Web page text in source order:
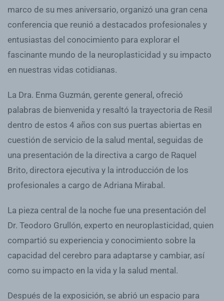
marco de su mes aniversario, organizó una gran cena
conferencia que reunió a destacados profesionales y
entusiastas del conocimiento para explorar el
fascinante mundo de la neuroplasticidad y su impacto
en nuestras vidas cotidianas.
La Dra. Enma Guzmán, gerente general, ofreció
palabras de bienvenida y resaltó la trayectoria de Resil
dentro de estos 4 años con sus puertas abiertas en
cuestión de servicio de la salud mental, seguidas de
una presentación de la directiva a cargo de Raquel
Brito, directora ejecutiva y la introducción de los
profesionales a cargo de Adriana Mirabal.
La pieza central de la noche fue una presentación del
Dr. Teodoro Grullón, experto en neuroplasticidad, quien
compartió su experiencia y conocimiento sobre la
capacidad del cerebro para adaptarse y cambiar, así
como su impacto en la vida y la salud mental.
Después de la exposición, se abrió un espacio para